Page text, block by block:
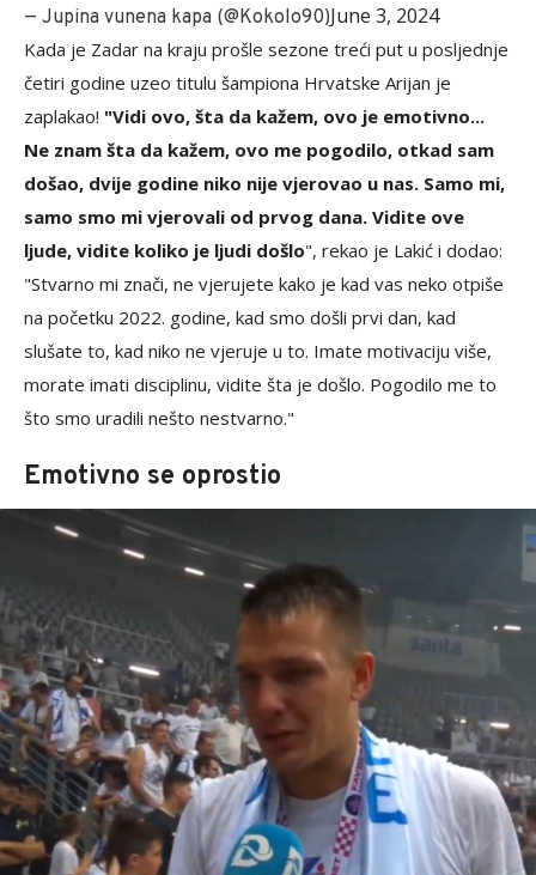
— Jupina vunena kapa (@Kokolo90)June 3, 2024
Kada je Zadar na kraju prošle sezone treći put u posljednje
četiri godine uzeo titulu šampiona Hrvatske Arijan je
zaplakao! "Vidi ovo, šta da kažem, ovo je emotivno...
Ne znam šta da kažem, ovo me pogodilo, otkad sam
došao, dvije godine niko nije vjerovao u nas. Samo mi,
samo smo mi vjerovali od prvog dana. Vidite ove
ljude, vidite koliko je ljudi došlo", rekao je Lakić i dodao:
"Stvarno mi znači, ne vjerujete kako je kad vas neko otpiše
na početku 2022. godine, kad smo došli prvi dan, kad
slušate to, kad niko ne vjeruje u to. Imate motivaciju više,
morate imati disciplinu, vidite šta je došlo. Pogodilo me to
što smo uradili nešto nestvarno."
Emotivno se oprostio